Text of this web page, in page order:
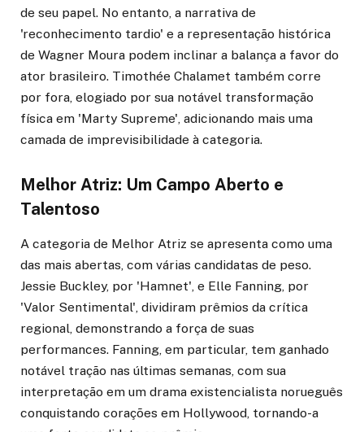
de seu papel. No entanto, a narrativa de
'reconhecimento tardio' e a representação histórica
de Wagner Moura podem inclinar a balança a favor do
ator brasileiro. Timothée Chalamet também corre
por fora, elogiado por sua notável transformação
física em 'Marty Supreme', adicionando mais uma
camada de imprevisibilidade à categoria.
Melhor Atriz: Um Campo Aberto e
Talentoso
A categoria de Melhor Atriz se apresenta como uma
das mais abertas, com várias candidatas de peso.
Jessie Buckley, por 'Hamnet', e Elle Fanning, por
'Valor Sentimental', dividiram prêmios da crítica
regional, demonstrando a força de suas
performances. Fanning, em particular, tem ganhado
notável tração nas últimas semanas, com sua
interpretação em um drama existencialista norueguês
conquistando corações em Hollywood, tornando-a